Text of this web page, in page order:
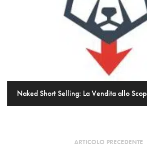
Naked Short Selling: La Vendita allo
ARTICOLO PRECEDENTE